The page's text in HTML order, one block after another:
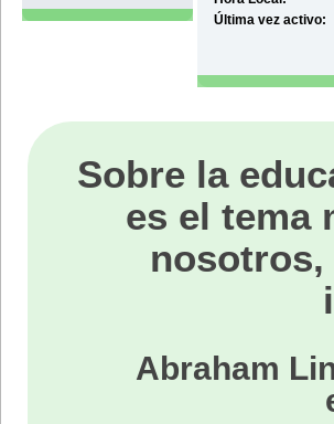
Última vez activo:
Sobre la
es el tema
nosotros,
Abraham